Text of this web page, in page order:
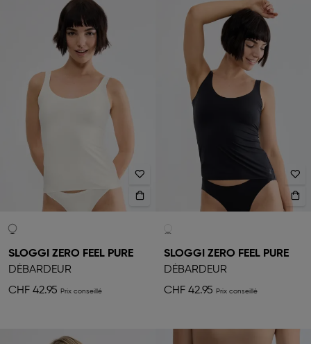
SLOGGI ZERO FEEL PURE
DÉBARDEUR
CHF 42.95
SLOGGI ZERO FEEL PURE
DÉBARDEUR
CHF 42.95